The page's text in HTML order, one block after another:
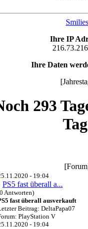
Smilies
Ihre IP
Ihre Daten
293
- 19:04
PS5 fast überall a...
Antworten)
fast überall ausverkauft
Beitrag: DeltaPapa07
PlayStation V
- 19:04